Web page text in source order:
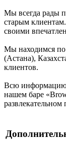
Мы всегда рады
старым
своими
Мы находимся по
(Астана),
клиентов.
Всю информацию
нашем баре
развлекательном